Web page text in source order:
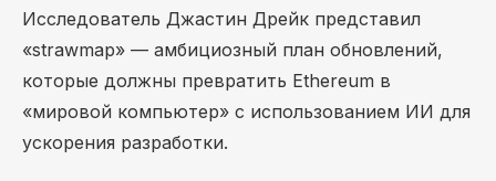
Исследователь Джастин Дрейк представил
«strawmap» — амбициозный план обновлений,
которые должны превратить Ethereum в
«мировой компьютер» с использованием ИИ для
ускорения разработки.